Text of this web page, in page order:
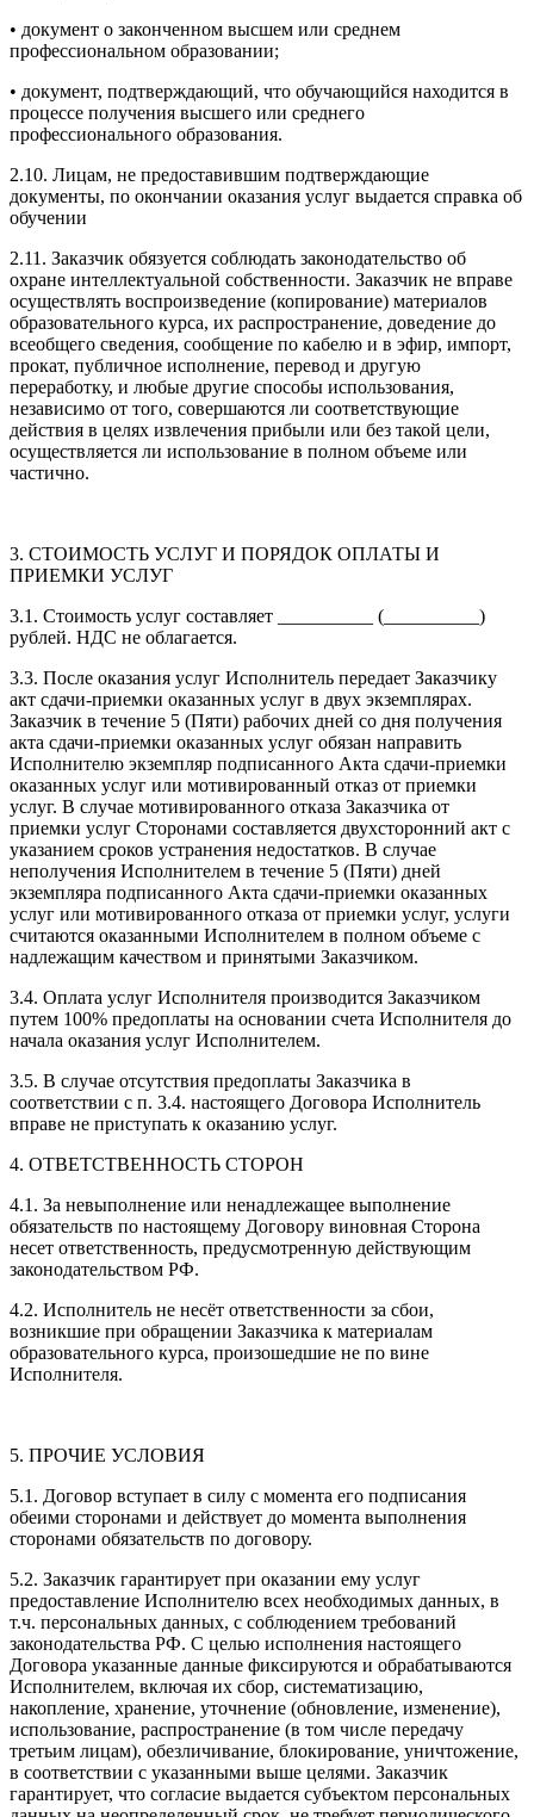
• документ о законченном высшем или среднем
профессиональном образовании;
• документ, подтверждающий, что обучающийся находится в
процессе получения высшего или среднего
профессионального образования.
2.10. Лицам, не предоставившим подтверждающие
документы, по окончании оказания услуг выдается справка об
обучении
2.11. Заказчик обязуется соблюдать законодательство об
охране интеллектуальной собственности. Заказчик не вправе
осуществлять воспроизведение (копирование) материалов
образовательного курса, их распространение, доведение до
всеобщего сведения, сообщение по кабелю и в эфир, импорт,
прокат, публичное исполнение, перевод и другую
переработку, и любые другие способы использования,
независимо от того, совершаются ли соответствующие
действия в целях извлечения прибыли или без такой цели,
осуществляется ли использование в полном объеме или
частично.
3. СТОИМОСТЬ УСЛУГ И ПОРЯДОК ОПЛАТЫ И
ПРИЕМКИ УСЛУГ
3.1. Стоимость услуг составляет __________ (__________)
рублей. НДС не облагается.
3.3. После оказания услуг Исполнитель передает Заказчику
акт сдачи-приемки оказанных услуг в двух экземплярах.
Заказчик в течение 5 (Пяти) рабочих дней со дня получения
акта сдачи-приемки оказанных услуг обязан направить
Исполнителю экземпляр подписанного Акта сдачи-приемки
оказанных услуг или мотивированный отказ от приемки
услуг. В случае мотивированного отказа Заказчика от
приемки услуг Сторонами составляется двухсторонний акт с
указанием сроков устранения недостатков. В случае
неполучения Исполнителем в течение 5 (Пяти) дней
экземпляра подписанного Акта сдачи-приемки оказанных
услуг или мотивированного отказа от приемки услуг, услуги
считаются оказанными Исполнителем в полном объеме с
надлежащим качеством и принятыми Заказчиком.
3.4. Оплата услуг Исполнителя производится Заказчиком
путем 100% предоплаты на основании счета Исполнителя до
начала оказания услуг Исполнителем.
3.5. В случае отсутствия предоплаты Заказчика в
соответствии с п. 3.4. настоящего Договора Исполнитель
вправе не приступать к оказанию услуг.
4. ОТВЕТСТВЕННОСТЬ СТОРОН
4.1. За невыполнение или ненадлежащее выполнение
обязательств по настоящему Договору виновная Сторона
несет ответственность, предусмотренную действующим
законодательством РФ.
4.2. Исполнитель не несёт ответственности за сбои,
возникшие при обращении Заказчика к материалам
образовательного курса, произошедшие не по вине
Исполнителя.
5. ПРОЧИЕ УСЛОВИЯ
5.1. Договор вступает в силу с момента его подписания
обеими сторонами и действует до момента выполнения
сторонами обязательств по договору.
5.2. Заказчик гарантирует при оказании ему услуг
предоставление Исполнителю всех необходимых данных, в
т.ч. персональных данных, с соблюдением требований
законодательства РФ. С целью исполнения настоящего
Договора указанные данные фиксируются и обрабатываются
Исполнителем, включая их сбор, систематизацию,
накопление, хранение, уточнение (обновление, изменение),
использование, распространение (в том числе передачу
третьим лицам), обезличивание, блокирование, уничтожение,
в соответствии с указанными выше целями. Заказчик
гарантирует, что согласие выдается субъектом персональных